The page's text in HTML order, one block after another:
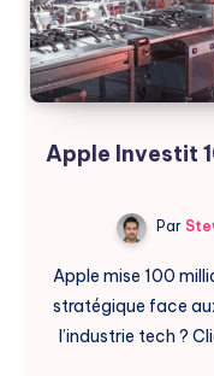
Apple Investit
Par
Apple mise 100
stratégique face
l’industrie tech ?